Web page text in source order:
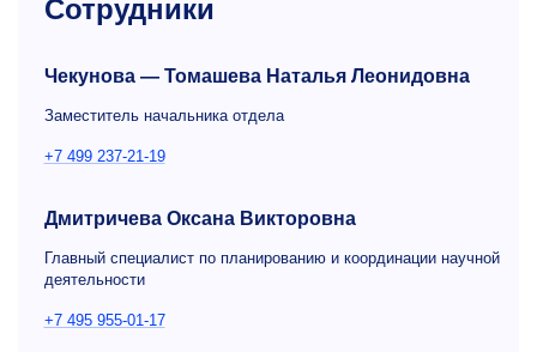
Сотрудники
Чекунова — Томашева Наталья Леонидовна
Заместитель начальника отдела
+7 499 237-21-19
Дмитричева Оксана Викторовна
Главный специалист по планированию и координации научной
деятельности
+7 495 955-01-17